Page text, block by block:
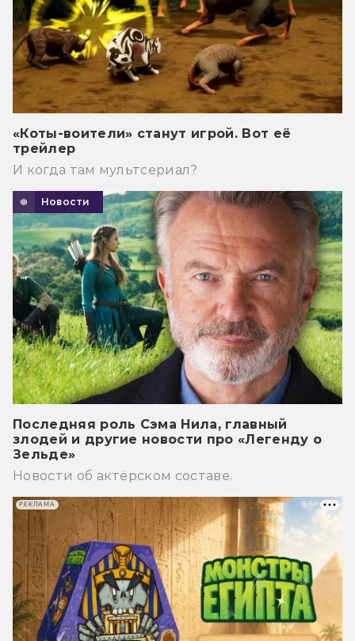
«Коты-воители» станут игрой. Вот её
трейлер
И когда там мультсериал?
Новости
Последняя роль Сэма Нила, главный
злодей и другие новости про «Легенду о
Зельде»
Новости об актёрском составе.
РЕКЛАМА